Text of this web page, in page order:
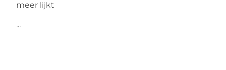
meer lijkt
...